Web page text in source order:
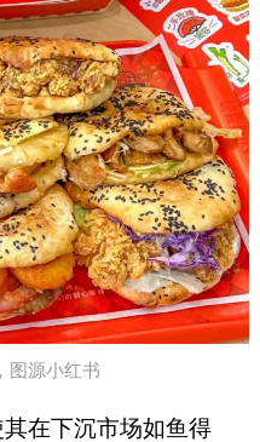
图源小红书
在下沉市场如鱼得